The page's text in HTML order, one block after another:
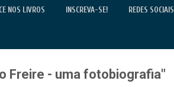
NOS LIVROS INSCREVA-SE! REDES SOCIAIS
Freire - uma fotobiografia"